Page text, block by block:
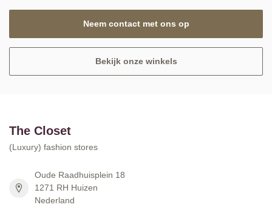
Neem contact met ons op
Bekijk onze winkels
The Closet
(Luxury) fashion stores
Oude Raadhuisplein 18
1271 RH Huizen
Nederland